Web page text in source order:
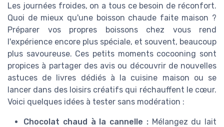
Les journées froides, on a tous ce besoin de réconfort.
Quoi de mieux qu'une boisson chaude faite maison ?
Préparer vos propres boissons chez vous rend
l'expérience encore plus spéciale, et souvent, beaucoup
plus savoureuse. Ces petits moments cocooning sont
propices à partager des avis ou découvrir de nouvelles
astuces de livres dédiés à la cuisine maison ou se
lancer dans des loisirs créatifs qui réchauffent le cœur.
Voici quelques idées à tester sans modération :
Chocolat chaud à la cannelle :Mélangez du lait